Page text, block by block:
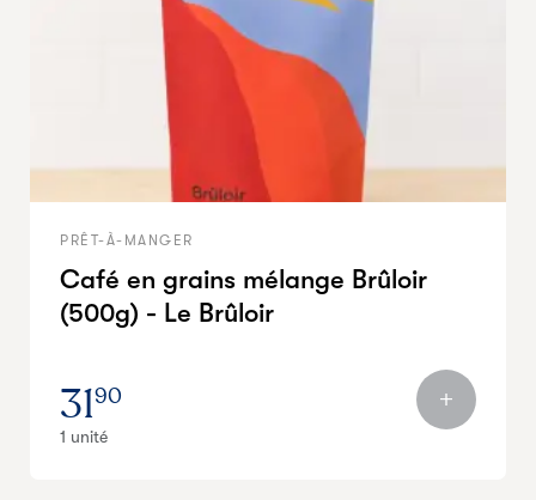
PRÊT-À-MANGER
Café en grains mélange Brûloir
(500g) - Le Brûloir
3190
1 unité